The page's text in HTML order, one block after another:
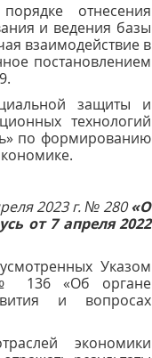
отнесения
и ведения базы
взаимодействие в
постановлением
защиты и
технологий
по формированию
2023 г. № 280«О
от 7 апреля 2022
Указом
№ 136 «Об органе
и вопросах
экономики